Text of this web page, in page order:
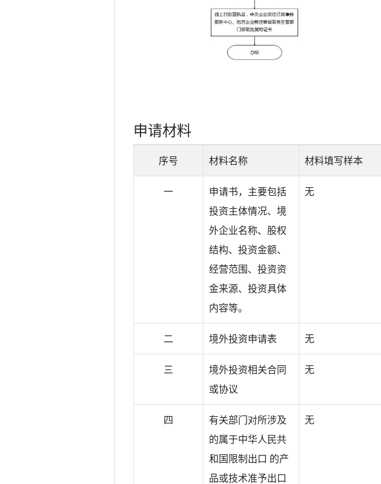
申请材料
序号 材料名称 材料填写样本
一
申请书，主要包括
投资主体情况、境
外企业名称、股权
结构、投资金额、
经营范围、投资资
金来源、投资具体
内容等。
无
二 境外投资申请表 无
三
境外投资相关合同
或协议
无
四
有关部门对所涉及
的属于中华人民共
和国限制出口 的产
品或技术准予出口
无